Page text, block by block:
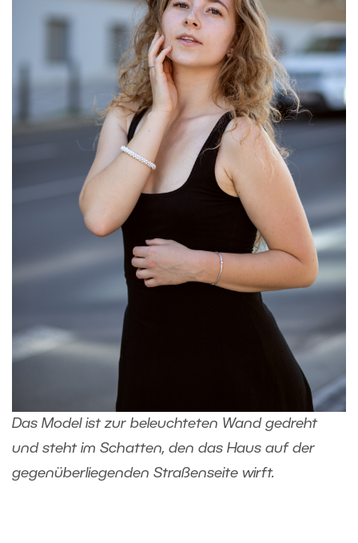
Das Model ist zur beleuchteten Wand gedreht
und steht im Schatten, den das Haus auf der
gegenüberliegenden Straßenseite wirft.